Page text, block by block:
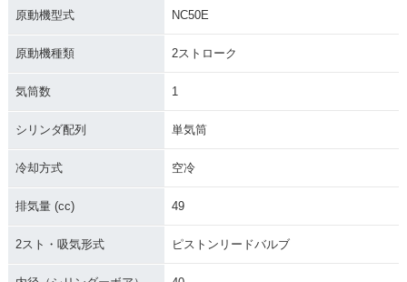
原動機型式 NC50E
原動機種類 2ストローク
気筒数 1
シリンダ配列 単気筒
冷却方式 空冷
排気量 (cc) 49
2スト・吸気形式 ピストンリードバルブ